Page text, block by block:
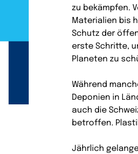
zu bekämpfen.
Materialien bis
Schutz der
erste Schritte,
Planeten zu
Während
Deponien in
auch die
betroffen.
Jährlich